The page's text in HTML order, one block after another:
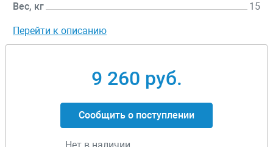
Вес, кг 15
Перейти к описанию
9 260 руб.
Сообщить о поступлении